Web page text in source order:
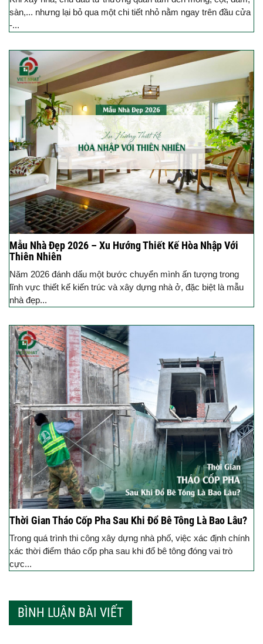
sàn,... nhưng lại bỏ qua một chi tiết nhỏ nằm ngay trên đầu cửa
-...
Mẫu Nhà Đẹp 2026 – Xu Hướng Thiết Kế Hòa Nhập Với
Thiên Nhiên
Năm 2026 đánh dấu một bước chuyển mình ấn tượng trong
lĩnh vực thiết kế kiến trúc và xây dựng nhà ở, đặc biệt là mẫu
nhà đẹp...
Thời Gian Tháo Cốp Pha Sau Khi Đổ Bê Tông Là Bao Lâu?
Trong quá trình thi công xây dựng nhà phố, việc xác định chính
xác thời điểm tháo cốp pha sau khi đổ bê tông đóng vai trò
cực...
BÌNH LUẬN BÀI VIẾT